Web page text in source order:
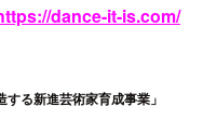
dance-it-is.com/
る新進芸術家育成事業」